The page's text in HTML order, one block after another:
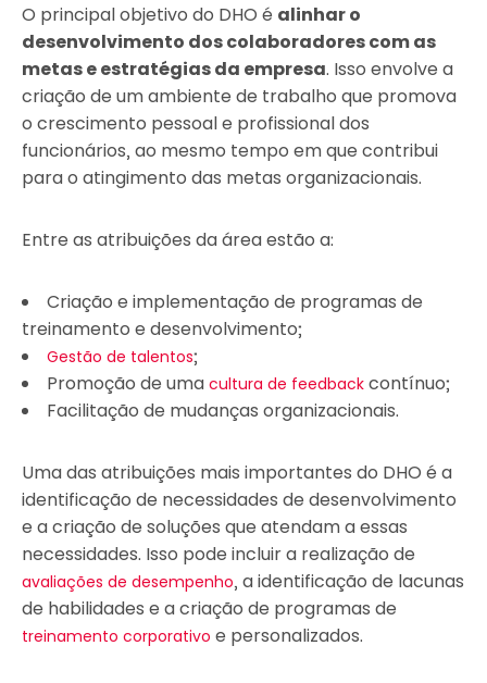
O principal objetivo do DHO é alinhar o
desenvolvimento dos colaboradores com as
metas e estratégias da empresa. Isso envolve a
criação de um ambiente de trabalho que promova
o crescimento pessoal e profissional dos
funcionários, ao mesmo tempo em que contribui
para o atingimento das metas organizacionais.
Entre as atribuições da área estão a:
Criação e implementação de programas de
treinamento e desenvolvimento;
Gestão de talentos;
Promoção de uma cultura de feedback contínuo;
Facilitação de mudanças organizacionais.
Uma das atribuições mais importantes do DHO é a
identificação de necessidades de desenvolvimento
e a criação de soluções que atendam a essas
necessidades. Isso pode incluir a realização de
avaliações de desempenho, a identificação de lacunas
de habilidades e a criação de programas de
treinamento corporativo e personalizados.